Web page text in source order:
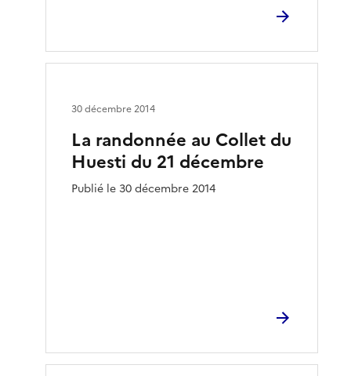
La randonnée au Collet du
Huesti du 21 décembre
Publié le 30 décembre 2014
30 décembre 2014